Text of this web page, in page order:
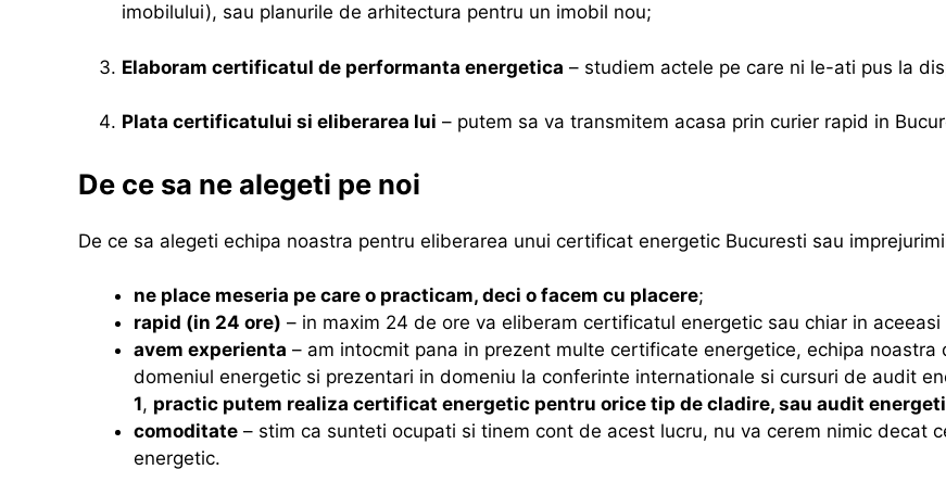
imobilului), sau planurile de arhitectura pentru un imobil nou;
Elaboram certificatul de performanta energetica – studiem actele pe care ni le-ati pus la
Plata certificatului si eliberarea lui – putem sa va transmitem acasa prin curier rapid in
De ce sa ne alegeti pe noi
De ce sa alegeti echipa noastra pentru eliberarea unui certificat energetic Bucuresti sau
ne place meseria pe care o practicam, deci o facem cu placere;
rapid (in 24 ore) – in maxim 24 de ore va eliberam certificatul energetic sau chiar in
avem experienta – am intocmit pana in prezent multe certificate energetice, echipa
domeniul energetic si prezentari in domeniu la conferinte internationale si cursuri de audit
1, practic putem realiza certificat energetic pentru orice tip de cladire, sau audit
comoditate – stim ca sunteti ocupati si tinem cont de acest lucru, nu va cerem nimic decat
energetic.